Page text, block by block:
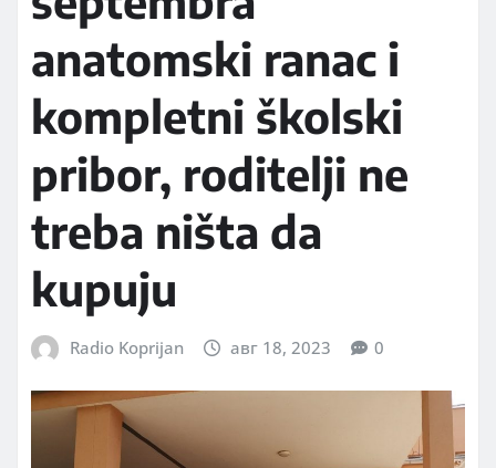
anatomski ranac i
kompletni školski
pribor, roditelji ne
treba ništa da
kupuju
Radio Koprijan авг 18, 2023 0